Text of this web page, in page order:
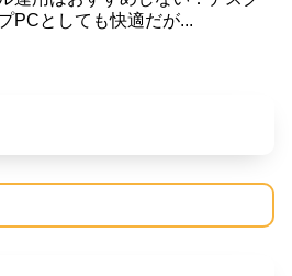
PCとしても快適だが...